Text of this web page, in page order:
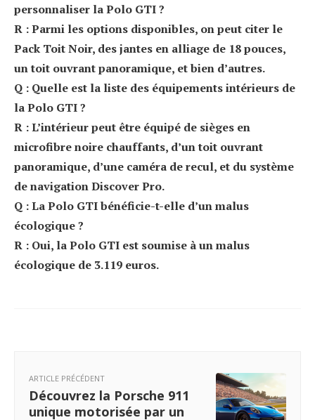
personnaliser la Polo GTI ?
R : Parmi les options disponibles, on peut citer le
Pack Toit Noir, des jantes en alliage de 18 pouces,
un toit ouvrant panoramique, et bien d’autres.
Q : Quelle est la liste des équipements intérieurs de
la Polo GTI ?
R : L’intérieur peut être équipé de sièges en
microfibre noire chauffants, d’un toit ouvrant
panoramique, d’une caméra de recul, et du système
de navigation Discover Pro.
Q : La Polo GTI bénéficie-t-elle d’un malus
écologique ?
R : Oui, la Polo GTI est soumise à un malus
écologique de 3.119 euros.
ARTICLE PRÉCÉDENT
Découvrez la Porsche 911
unique motorisée par un